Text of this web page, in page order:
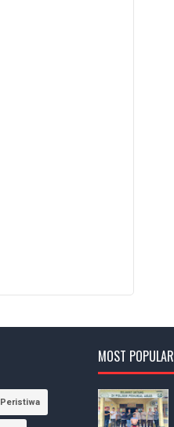
Peristiwa
MOST POPULAR